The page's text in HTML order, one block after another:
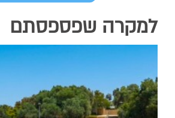
למקרה שפספסתם